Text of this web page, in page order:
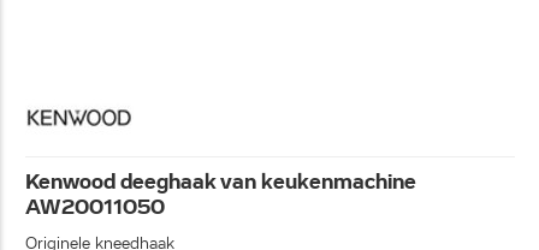
Kenwood deeghaak van keukenmachine
AW20011050
Originele kneedhaak